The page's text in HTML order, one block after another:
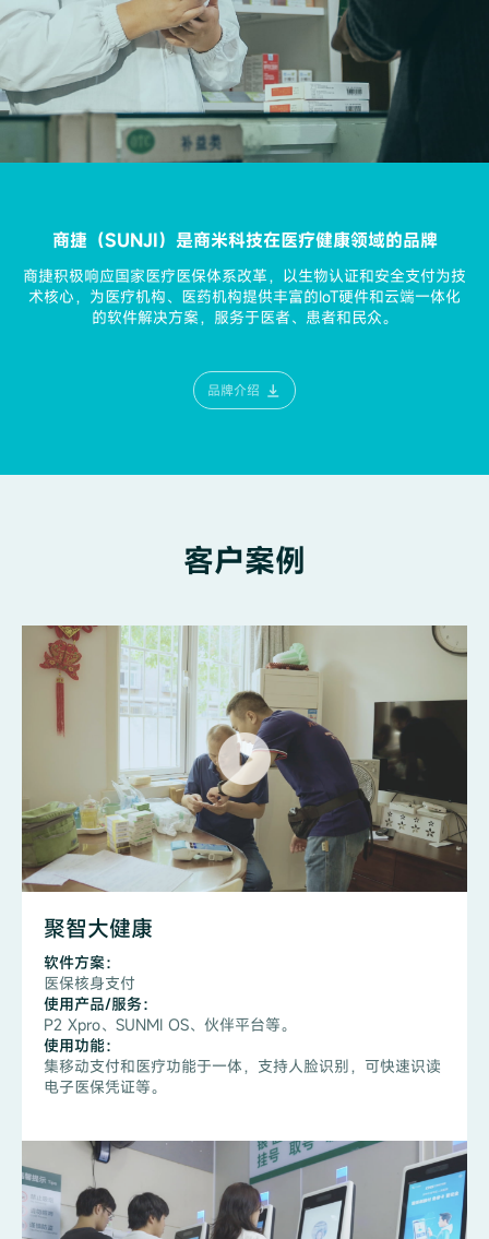
商捷（SUNJI）是商米科技在医疗健康领域的品牌
商捷积极响应国家医疗医保体系改革，以生物认证和安全支付为技
术核心，为医疗机构、医药机构提供丰富的IoT硬件和云端一体化
的软件解决方案，服务于医者、患者和民众。
品牌介绍
客户案例
聚智大健康
软件方案：
医保核身支付
使用产品/服务：
P2 Xpro、SUNMI OS、伙伴平台等。
使用功能：
集移动支付和医疗功能于一体，支持人脸识别，可快速识读
电子医保凭证等。